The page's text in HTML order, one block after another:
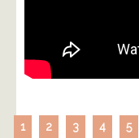
1 2 3 4 5